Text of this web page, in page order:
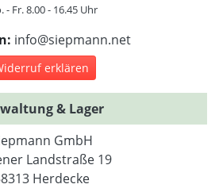
- Fr. 8.00 - 16.45 Uhr
info@siepmann.net
erklären
& Lager
GmbH
Landstraße 19
Herdecke